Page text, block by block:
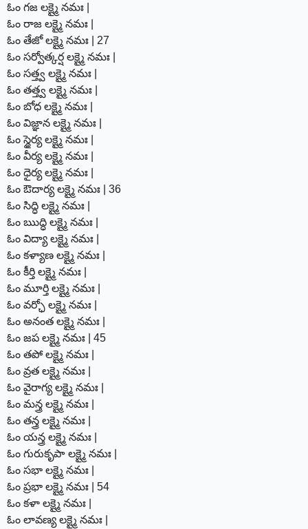
ఓం గజ లక్ష్మై నమః |
ఓం రాజ లక్ష్మై నమః |
ఓం తేజో లక్ష్మై నమః | 27
ఓం సర్వోత్కర్ష లక్ష్మై నమః |
ఓం సత్త్వ లక్ష్మై నమః |
ఓం తత్త్వ లక్ష్మై నమః |
ఓం బోధ లక్ష్మై నమః |
ఓం విజ్ఞాన లక్ష్మై నమః |
ఓం స్థైర్య లక్ష్మై నమః |
ఓం వీర్య లక్ష్మై నమః |
ఓం ధైర్య లక్ష్మై నమః |
ఓం ఔదార్య లక్ష్మై నమః | 36
ఓం సిద్ధి లక్ష్మై నమః |
ఓం ఋద్ధి లక్ష్మై నమః |
ఓం విద్యా లక్ష్మై నమః |
ఓం కళ్యాణ లక్ష్మై నమః |
ఓం కీర్తి లక్ష్మై నమః |
ఓం మూర్తి లక్ష్మై నమః |
ఓం వర్ఛో లక్ష్మై నమః |
ఓం అనంత లక్ష్మై నమః |
ఓం జప లక్ష్మై నమః | 45
ఓం తపో లక్ష్మై నమః |
ఓం వ్రత లక్ష్మై నమః |
ఓం వైరాగ్య లక్ష్మై నమః |
ఓం మన్త్ర లక్ష్మై నమః |
ఓం తన్త్ర లక్ష్మై నమః |
ఓం యన్త్ర లక్ష్మై నమః |
ఓం గురుకృపా లక్ష్మై నమః |
ఓం సభా లక్ష్మై నమః |
ఓం ప్రభా లక్ష్మై నమః | 54
ఓం కళా లక్ష్మై నమః |
ఓం లావణ్య లక్ష్మై నమః |